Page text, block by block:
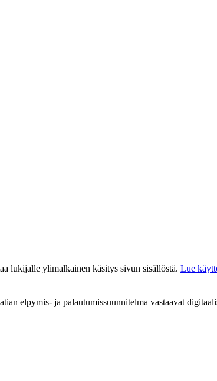
lukijalle ylimalkainen käsitys sivun sisällöstä. Lue
elpymis- ja palautumissuunnitelma vastaavat